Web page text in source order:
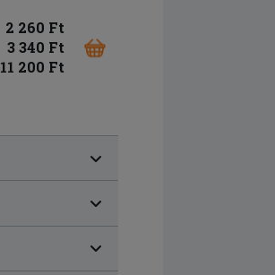
2 260 Ft
3 340 Ft
11 200 Ft